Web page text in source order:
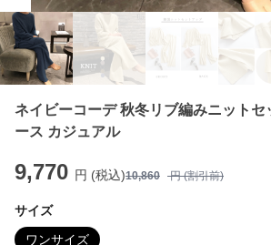
ネイビーコーデ 秋冬リブ編みニットセ
ース カジュアル
9,770 円 (税込)10,860 円 (割引前)
サイズ
ワンサイズ